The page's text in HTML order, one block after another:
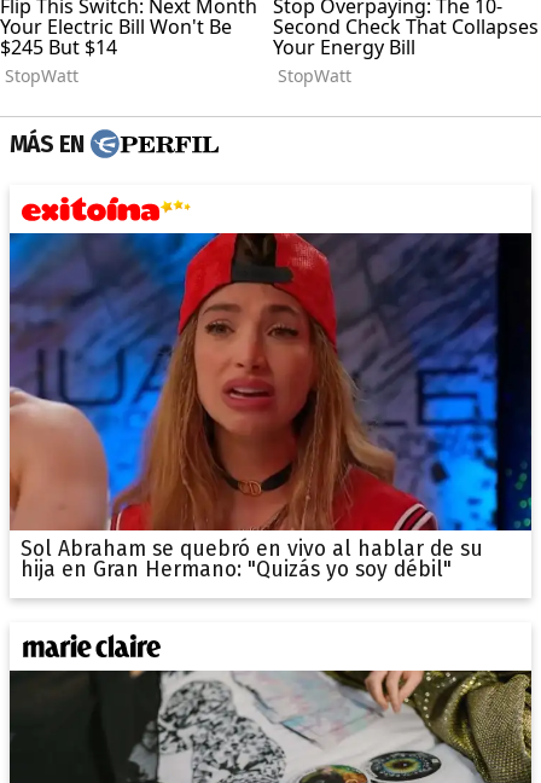
MÁS EN
Sol Abraham se quebró en vivo al hablar de su
hija en Gran Hermano: "Quizás yo soy débil"